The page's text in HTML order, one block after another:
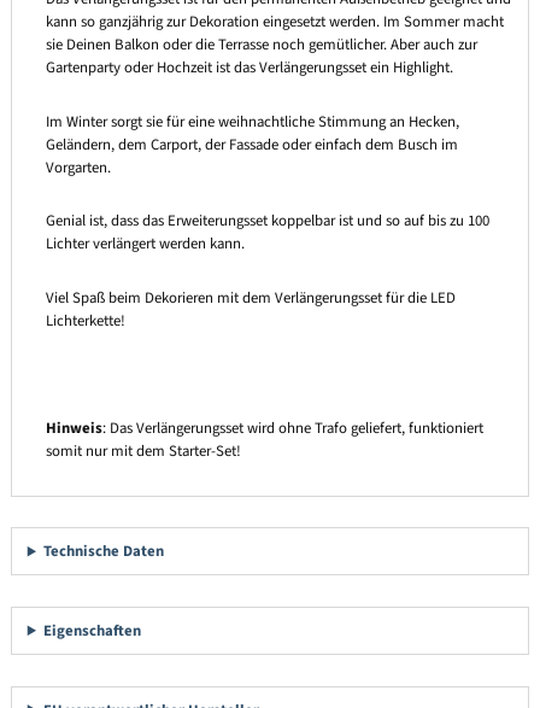
kann so ganzjährig zur Dekoration eingesetzt werden. Im Sommer macht
sie Deinen Balkon oder die Terrasse noch gemütlicher. Aber auch zur
Gartenparty oder Hochzeit ist das Verlängerungsset ein Highlight.
Im Winter sorgt sie für eine weihnachtliche Stimmung an Hecken,
Geländern, dem Carport, der Fassade oder einfach dem Busch im
Vorgarten.
Genial ist, dass das Erweiterungsset koppelbar ist und so auf bis zu 100
Lichter verlängert werden kann.
Viel Spaß beim Dekorieren mit dem Verlängerungsset für die LED
Lichterkette!
Hinweis: Das Verlängerungsset wird ohne Trafo geliefert, funktioniert
somit nur mit dem Starter-Set!
Technische Daten
Eigenschaften